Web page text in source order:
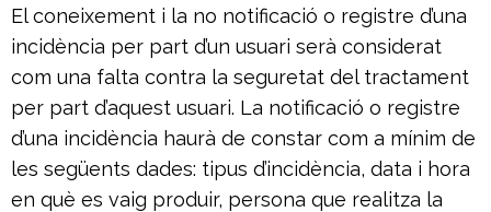
El coneixement i la no notificació o registre d’una
incidència per part d’un usuari serà considerat
com una falta contra la seguretat del tractament
per part d’aquest usuari. La notificació o registre
d’una incidència haurà de constar com a mínim de
les següents dades: tipus d’incidència, data i hora
en què es vaig produir, persona que realitza la